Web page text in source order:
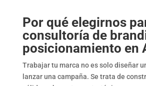
Por qué elegirnos
consultoría de
posicionamiento en
Trabajar tu marca no es solo diseñar
lanzar una campaña. Se trata de